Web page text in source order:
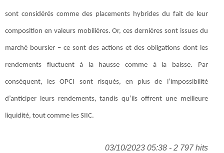
sont considérés comme des placements hybrides du fait de leur
composition en valeurs mobilières. Or, ces dernières sont issues du
marché boursier – ce sont des actions et des obligations dont les
rendements fluctuent à la hausse comme à la baisse. Par
conséquent, les OPCI sont risqués, en plus de l’impossibilité
d’anticiper leurs rendements, tandis qu’ils offrent une meilleure
liquidité, tout comme les SIIC.
03/10/2023 05:38 - 2 797 hits